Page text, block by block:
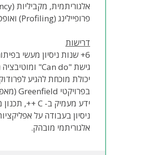
אלגוריתמית, מקביליות (concurrency), ביצועים ונתוני אמת מהשטח.
פרופיילינג (Profiling) ואופטימיזציה של ניצול מעבד (CPU) וזיכרון בתהליכי תכנון עתירי חישוב.
דרישות
6+ שנות ניסיון מעשי בפיתוח C ++ במערכות מסחריות מורכבות.
גישת "Can do" ומוטיבציה גבוהה לתרום ולהשפיע.
בפרויקטי Greenfield (מאפס).
ידע מעמיק ב- C ++, תכנון מונחה עצמים (OOD), מבני נתונים, אלגוריתמים, דיבאגינג וארכיטקטורת תוכנה.
אלגוריתמי מובהק.